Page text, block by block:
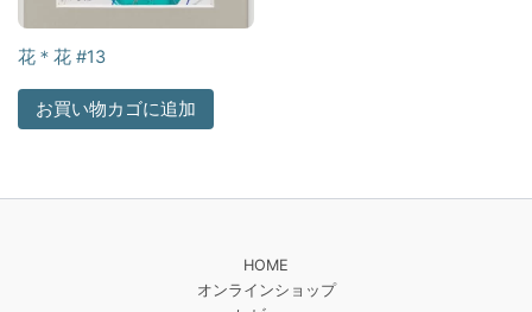
花＊花 #13
お買い物カゴに追加
HOME
オンラインショップ